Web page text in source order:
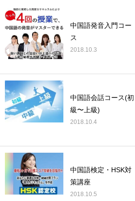
中国語発音入門コー
ス
2018.10.3
中国語会話コース(初
級〜上級)
2018.10.4
中国語検定・HSK対
策講座
2018.10.5